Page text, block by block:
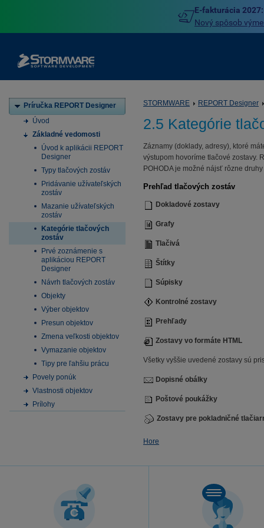
E-fakturácia 2027:
Nový spôsob
Príručka REPORT Designer
Úvod
Základné vedomosti
Úvod k aplikácii REPORT
Designer
Typy tlačových zostáv
Pridávanie užívateľských
zostáv
Mazanie užívateľských
zostáv
Kategórie tlačových
zostáv
Prvé zoznámenie s
aplikáciou REPORT
Designer
Návrh tlačových zostáv
Objekty
Výber objektov
Presun objektov
Zmena veľkosti objektov
Vymazanie objektov
Tipy pre ľahšiu prácu
Povely ponúk
Vlastnosti objektov
Prílohy
STORMWARE REPORT Designer
2.5 Kategórie
Záznamy (doklady, adresy), ktoré
výstupom hovoríme tlačové zostavy.
POHODA je možné nájsť rôzne
Prehľad tlačových zostáv
Dokladové zostavy
Grafy
Tlačivá
Štítky
Súpisky
Kontrolné zostavy
Prehľady
Zostavy vo formáte HTML
Všetky vyššie uvedené zostavy sú
Dopisné obálky
Poštové poukážky
Zostavy pre pokladničné
Hore